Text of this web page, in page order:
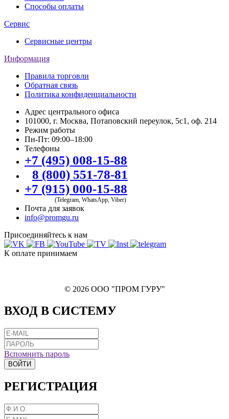
Способы оплаты
Сервис
Сервисные центры
Информация
Правила торговли
Обратная связь
Политика конфиденциальности
Адрес центрального офиса
101000, г. Москва, Потаповский переулок, 5с1, оф. 214
Режим работы
Пн-Пт: 09:00–18:00
Телефоны
+7 (495) 008-15-88
8 (800) 551-78-81
+7 (915) 000-15-88
(Telegram, WhatsApp, Viber)
Почта для заявок
info@promgu.ru
Присоединяйтесь к нам
К оплате принимаем
© 2026 ООО "ПРОМ ГУРУ"
ВХОД В СИСТЕМУ
Вспомнить пароль
ВОЙТИ
РЕГИСТРАЦИЯ